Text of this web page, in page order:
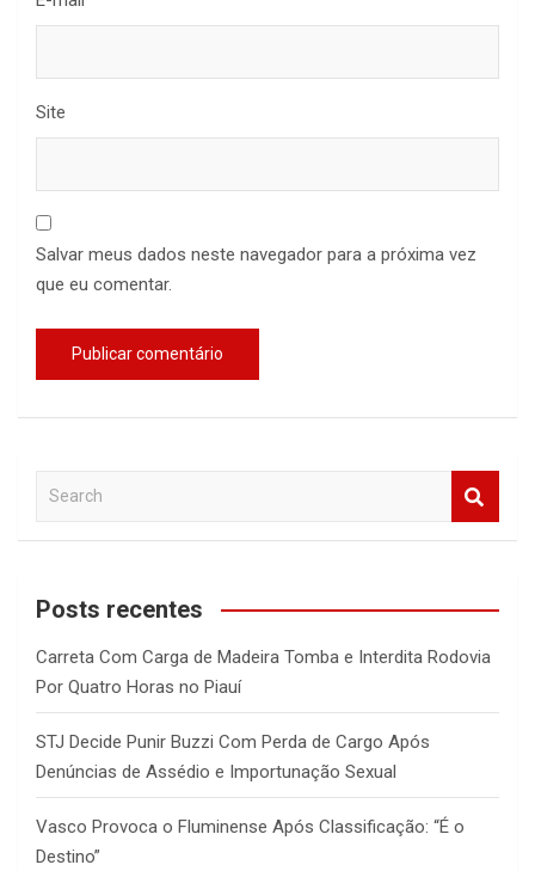
Site
Salvar meus dados neste navegador para a próxima vez
que eu comentar.
a
c
Posts recentes
Carreta Com Carga de Madeira Tomba e Interdita Rodovia
Por Quatro Horas no Piauí
STJ Decide Punir Buzzi Com Perda de Cargo Após
Denúncias de Assédio e Importunação Sexual
Vasco Provoca o Fluminense Após Classificação: “É o
Destino”